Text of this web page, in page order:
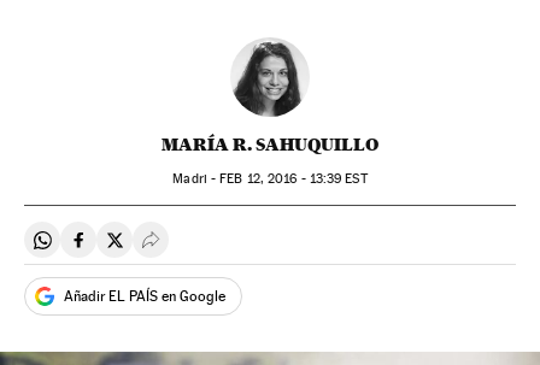
MARÍA R. SAHUQUILLO
Madri -FEB 12, 2016 - 13:39 EST
Compartir en Whatsapp
Compartir en Facebook
Compartir en Twitter
Desplegar Redes Sociales
Añadir EL PAÍS en Google